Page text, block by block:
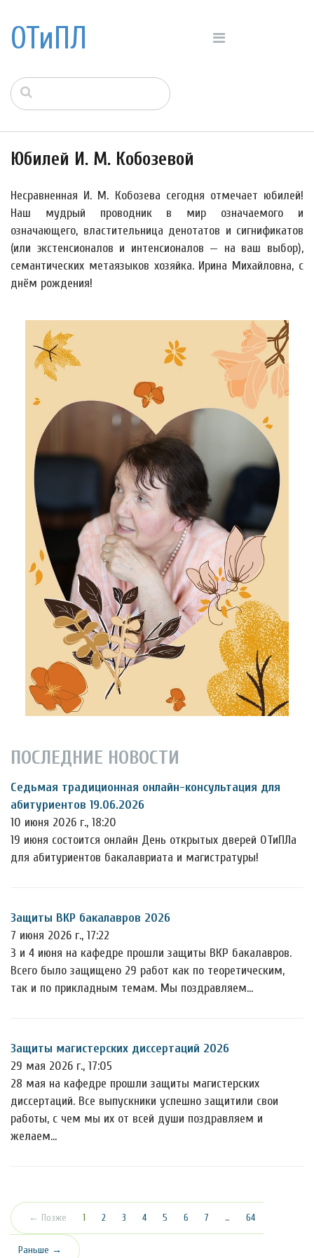
ОТиПЛ
Юбилей И. М. Кобозевой
Несравненная И. М. Кобозева сегодня отмечает юбилей!
Наш мудрый проводник в мир означаемого и
означающего, властительница денотатов и сигнификатов
(или экстенсионалов и интенсионалов — на ваш выбор),
семантических метаязыков хозяйка. Ирина Михайловна, с
днём рождения!
ПОСЛЕДНИЕ НОВОСТИ
Седьмая традиционная онлайн-консультация для
абитуриентов 19.06.2026
10 июня 2026 г., 18:20
19 июня состоится онлайн День открытых дверей ОТиПЛа
для абитуриентов бакалавриата и магистратуры!
Защиты ВКР бакалавров 2026
7 июня 2026 г., 17:22
3 и 4 июня на кафедре прошли защиты ВКР бакалавров.
Всего было защищено 29 работ как по теоретическим,
так и по прикладным темам. Мы поздравляем…
Защиты магистерских диссертаций 2026
29 мая 2026 г., 17:05
28 мая на кафедре прошли защиты магистерских
диссертаций. Все выпускники успешно защитили свои
работы, с чем мы их от всей души поздравляем и
желаем…
← Позже 1 (текущая)
2 3 4 5 6 7 … 64
Раньше →